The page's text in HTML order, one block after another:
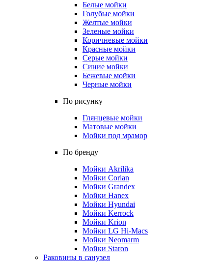
Белые мойки
Голубые мойки
Желтые мойки
Зеленые мойки
Коричневые мойки
Красные мойки
Серые мойки
Синие мойки
Бежевые мойки
Черные мойки
По рисунку
Глянцевые мойки
Матовые мойки
Мойки под мрамор
По бренду
Мойки Akrilika
Мойки Corian
Мойки Grandex
Мойки Hanex
Мойки Hyundai
Мойки Kerrock
Мойки Krion
Мойки LG Hi-Macs
Мойки Neomarm
Мойки Staron
Раковины в санузел